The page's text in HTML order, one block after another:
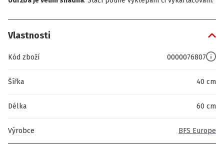
Vlastnosti
Kód zboží 0000076807
Šířka 40 cm
Délka 60 cm
Výrobce BFS Europe